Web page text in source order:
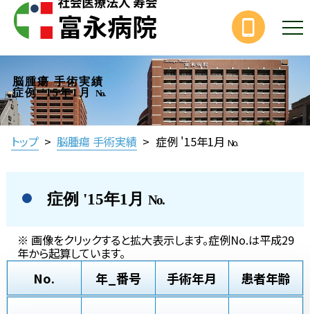
脳腫瘍 手術実績
症例 '15年1月
No.
トップ > 脳腫瘍 手術実績 > 症例 '15年1月 No.
症例 '15年1月 No.
※ 画像をクリックすると拡大表示します。症例No.は平成29
年から起算しています。
No. 年_番号 手術年月 患者年齢